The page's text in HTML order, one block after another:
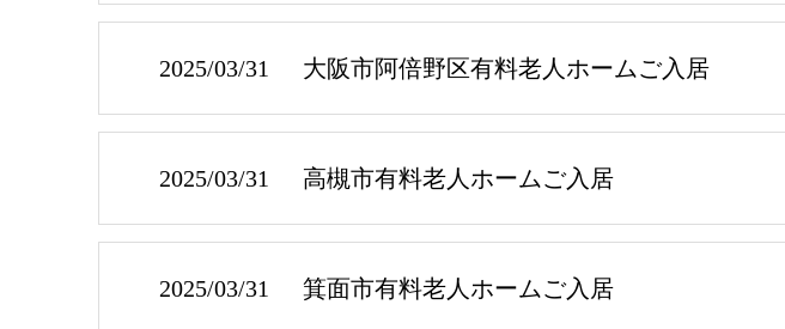
2025/03/31 大阪市阿倍野区有料老人ホームご入居
2025/03/31 高槻市有料老人ホームご入居
2025/03/31 箕面市有料老人ホームご入居